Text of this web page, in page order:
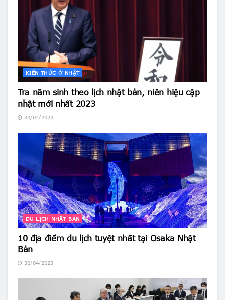
KIẾN THỨC Ở NHẬT
Tra năm sinh theo lịch nhật bản, niên hiệu cập
nhật mới nhất 2023
30/04/2023
DU LỊCH NHẬT BẢN
10 địa điểm du lịch tuyệt nhất tại Osaka Nhật
Bản
30/04/2023